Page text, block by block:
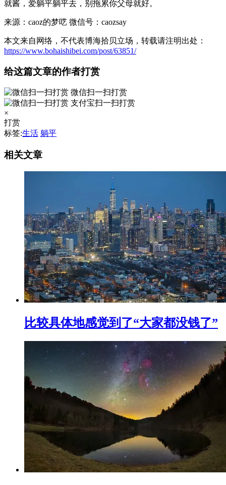
就酱，爱躺平躺平去，别拖累你父母就好。
来源：caoz的梦呓 微信号：caozsay
本文来自网络，不代表博海拾贝立场，转载请注明出处：
https://www.bohaishibei.com/post/63851/
给这篇文章的作者打赏
微信扫一扫打赏
支付宝扫一扫打赏
×
打赏
标签:生活 躺平
相关文章
比较具体地感觉到了“大家都没钱了”